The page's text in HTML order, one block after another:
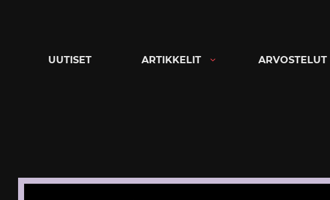
UUTISET ARTIKKELIT ARVOSTELUT